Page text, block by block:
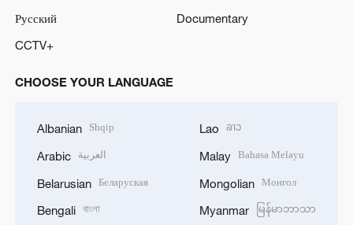
Русский
Documentary
CCTV+
CHOOSE YOUR LANGUAGE
Albanian Shqip
Arabic العربية
Belarusian Беларуская
Bengali বাংলা
Lao ລາວ
Malay Bahasa Melayu
Mongolian Монгол
Myanmar မြန်မာဘာသာ